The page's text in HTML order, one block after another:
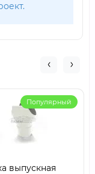
Популярный
выпускная